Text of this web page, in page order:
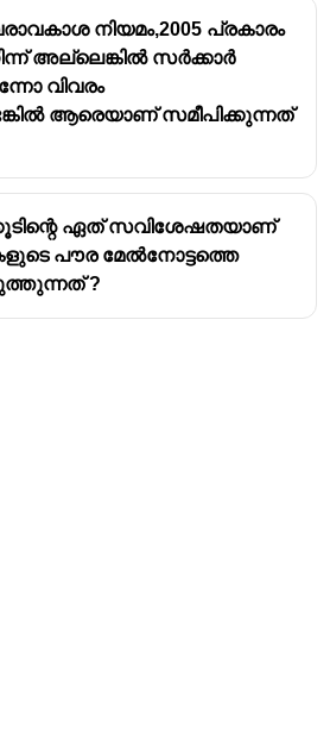
നിയമം,2005 പ്രകാരം
അല്ലെങ്കിൽ സർക്കാർ
വിവരം
ആരെയാണ് സമീപിക്കുന്നത്
ഏത് സവിശേഷതയാണ്
പൗര മേൽനോട്ടത്തെ
?